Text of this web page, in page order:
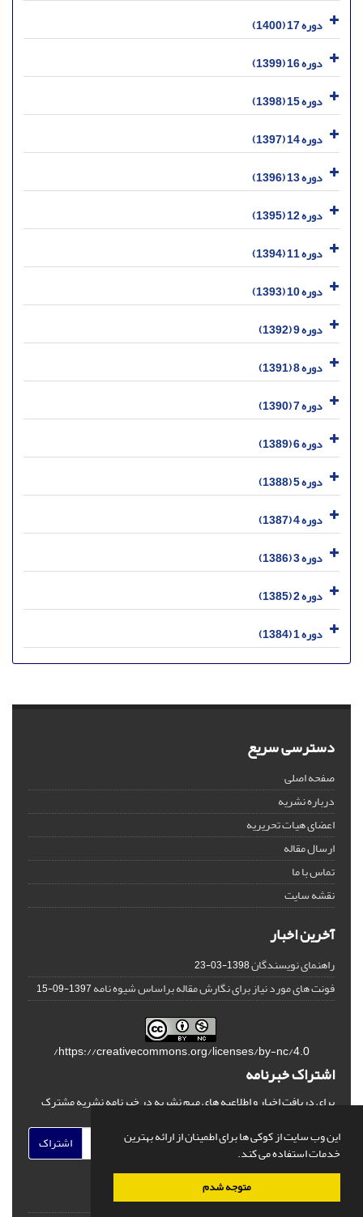
این وب سایت از کوکی ها برای اطمینان از ارائه بهترین
خدمات استفاده می کند.
متوجه شدم
دوره 17 (1400)
دوره 16 (1399)
دوره 15 (1398)
دوره 14 (1397)
دوره 13 (1396)
دوره 12 (1395)
دوره 11 (1394)
دوره 10 (1393)
دوره 9 (1392)
دوره 8 (1391)
دوره 7 (1390)
دوره 6 (1389)
دوره 5 (1388)
دوره 4 (1387)
دوره 3 (1386)
دوره 2 (1385)
دوره 1 (1384)
دسترسی سریع
صفحه اصلی
درباره نشریه
اعضای هیات تحریریه
ارسال مقاله
تماس با ما
نقشه سایت
آخرین اخبار
راهنمای نویسندگان1398-03-23
فونت های مورد نیاز برای نگارش مقاله براساس شیوه نامه1397-09-15
https://creativecommons.org/licenses/by-nc/4.0/
اشتراک خبرنامه
برای دریافت اخبار و اطلاعیه های مهم نشریه در خبرنامه نشریه مشترک
اشتراک